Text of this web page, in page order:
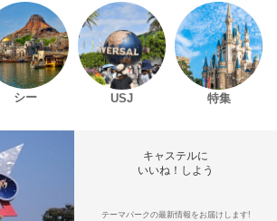
シー USJ 特集
キャステルに
いいね！しよう
テーマパークの最新情報をお届けします!